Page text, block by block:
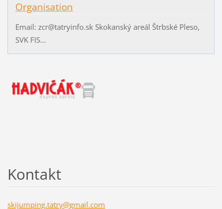
Organisation
Email: zcr@tatryinfo.sk Skokanský areál Štrbské Pleso,
SVK FIS...
Kontakt
skijumping.tatry@gmail.com